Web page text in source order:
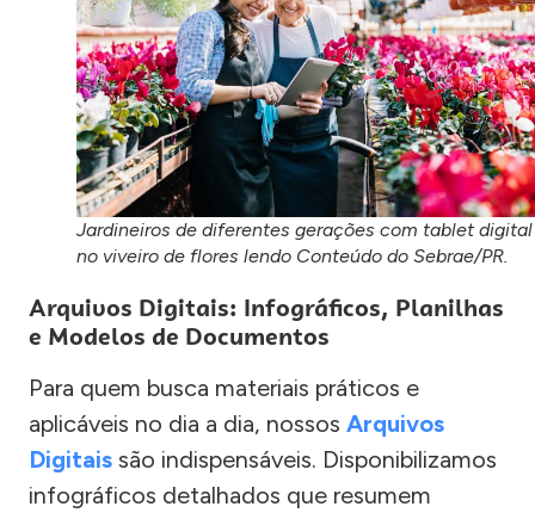
Jardineiros de diferentes gerações com tablet digital
no viveiro de flores lendo Conteúdo do Sebrae/PR.
Arquivos Digitais: Infográficos, Planilhas
e Modelos de Documentos
Para quem busca materiais práticos e
aplicáveis no dia a dia, nossos Arquivos
Digitais são indispensáveis. Disponibilizamos
infográficos detalhados que resumem